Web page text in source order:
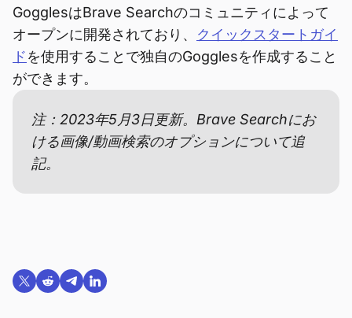
GogglesはBrave Searchのコミュニティによって
オープンに開発されており、 クイックスタートガイ
ドを使用することで独自のGogglesを作成すること
ができます。
注：2023年5月3日更新。Brave Searchにお
ける画像/動画検索のオプションについて追
記。
Twitterで共有する
Reddit で共有
Telegramで共有
LinkedInで共有